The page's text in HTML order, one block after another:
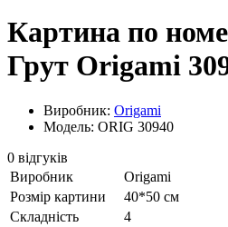
Картина по
Грут Origami
Виробник: Origami
Модель: ORIG 30940
0 відгуків
Виробник
Origami
Розмір картини
40*50 см
Складність
4